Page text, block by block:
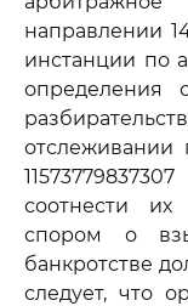
направлении
инстанции по
определения
отслеживании
соотнести
спором о
банкротстве
следует, что